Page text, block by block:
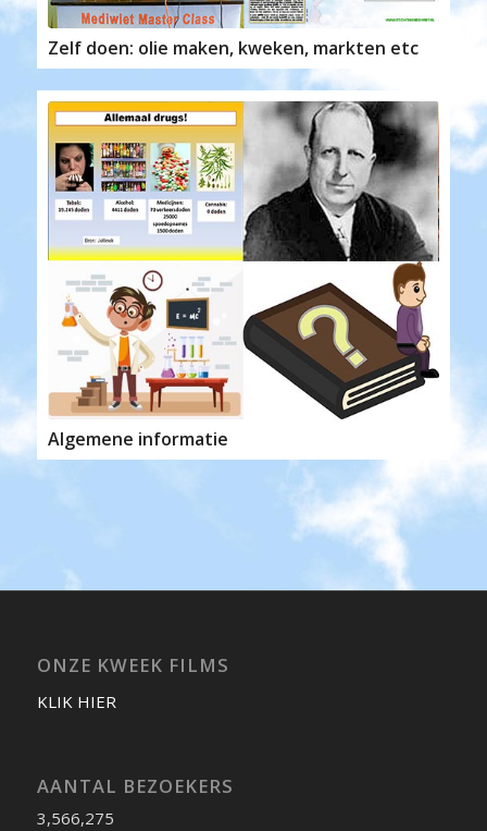
Zelf doen: olie maken, kweken, markten etc
Algemene informatie
ONZE KWEEK FILMS
KLIK HIER
AANTAL BEZOEKERS
3,566,275